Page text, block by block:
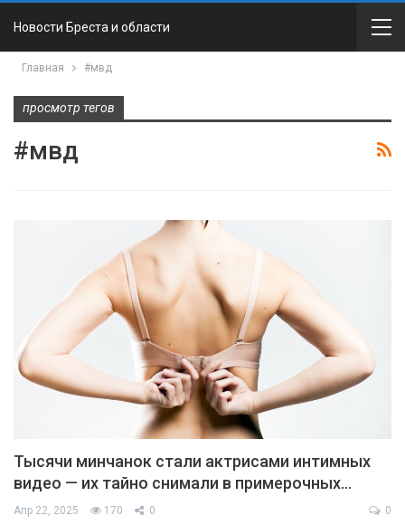
Новости Бреста и области
Главная #мвд
просмотр тегов
#мвд
Тысячи минчанок стали актрисами интимных
видео — их тайно снимали в примерочных…
Апр 22, 2025 170 0 0